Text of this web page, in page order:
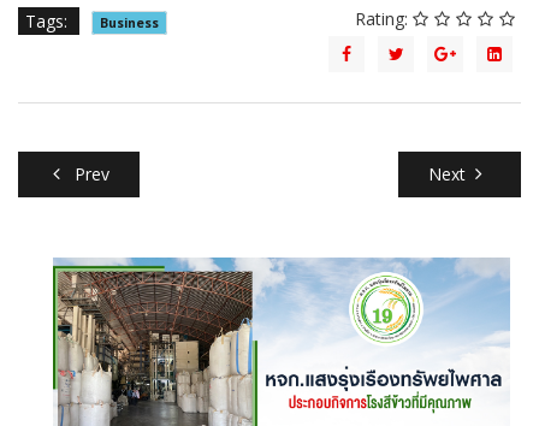
Tags: Business Rating:
Prev Next